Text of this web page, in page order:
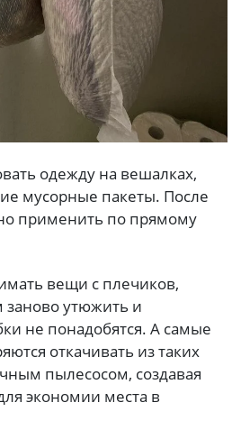
одежду на вешалках,
мусорные пакеты. После
применить по прямому
вещи с плечиков,
заново утюжить и
не понадобятся. А самые
откачивать из таких
пылесосом, создавая
экономии места в